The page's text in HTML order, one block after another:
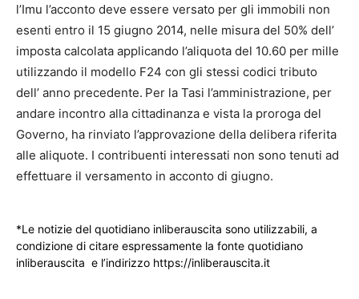
l’Imu l’acconto deve essere versato per gli immobili non
esenti entro il 15 giugno 2014, nelle misura del 50% dell’
imposta calcolata applicando l’aliquota del 10.60 per mille
utilizzando il modello F24 con gli stessi codici tributo
dell’ anno precedente. Per la Tasi l’amministrazione, per
andare incontro alla cittadinanza e vista la proroga del
Governo, ha rinviato l’approvazione della delibera riferita
alle aliquote. I contribuenti interessati non sono tenuti ad
effettuare il versamento in acconto di giugno.
*Le notizie del quotidiano inliberauscita sono utilizzabili, a
condizione di citare espressamente la fonte quotidiano
inliberauscita e l’indirizzo https://inliberauscita.it